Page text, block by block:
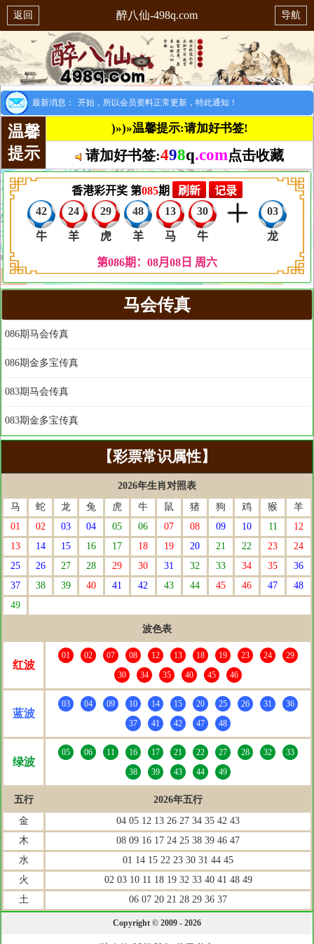
返回 醉八仙-498q.com 导航
最新消息：
提示：8月1日开始，所以会员资料正常更新，特此通知！
温馨
提示
)»)»温馨提示:请加好书签!
请加好书签:498q.com点击收藏
马会传真
086期马会传真
086期金多宝传真
083期马会传真
083期金多宝传真
【彩票常识属性】
2026年生肖对照表
马
蛇 龙 兔 虎 牛 鼠 猪 狗 鸡 猴
羊
01
02 03 04 05 06 07 08 09 10 11
12
13
14 15 16 17 18 19 20 21 22 23
24
25
26 27 28 29 30 31 32 33 34 35
36
37
38 39 40 41 42 43 44 45 46 47
48
49
波色表
红波
01 02 07 08 12 13 18 19 23 24
29
30
34 35 40 45 46
蓝波
03 04 09 10 14 15 20 25 26 31
36
37
41 42 47 48
绿波
05 06 11 16 17 21 22 27 28 32
33
38
39 43 44 49
五行
2026年五行
金
04 05 12 13 26 27 34 35 42 43
木
08 09 16 17 24 25 38 39 46 47
水
01 14 15 22 23 30 31 44 45
火
02 03 10 11 18 19 32 33 40 41 48 49
土
06 07 20 21 28 29 36 37
Copyright © 2009 - 2026